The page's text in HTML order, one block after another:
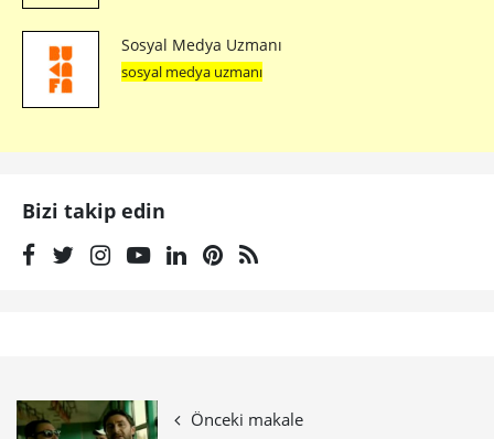
Sosyal Medya Uzmanı
sosyal medya uzmanı
Bizi takip edin
Önceki makale